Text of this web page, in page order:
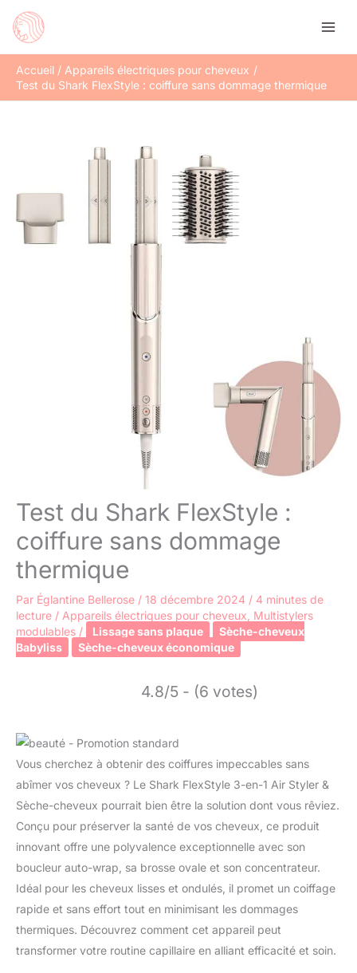
Accueil
Appareils électriques pour cheveux
Test du Shark FlexStyle : coiffure sans dommage thermique
Test du Shark FlexStyle :
coiffure sans dommage
thermique
Par Églantine Bellerose / 18 décembre 2024 / 4 minutes de
lecture / Appareils électriques pour cheveux Multistylers
modulables / Lissage sans plaque
Sèche-cheveux
Babyliss
Sèche-cheveux économique
4.8/5 - (6 votes)
Vous cherchez à obtenir des coiffures impeccables sans
abîmer vos cheveux ? Le Shark FlexStyle 3-en-1 Air Styler &
Sèche-cheveux pourrait bien être la solution dont vous rêviez.
Conçu pour préserver la santé de vos cheveux, ce produit
innovant offre une polyvalence exceptionnelle avec son
boucleur auto-wrap, sa brosse ovale et son concentrateur.
Idéal pour les cheveux lisses et ondulés, il promet un coiffage
rapide et sans effort tout en minimisant les dommages
thermiques. Découvrez comment cet appareil peut
transformer votre routine capillaire en alliant efficacité et soin.
Rechercher